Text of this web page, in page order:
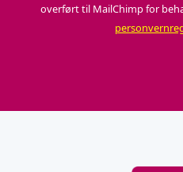
overført til MailChimp for